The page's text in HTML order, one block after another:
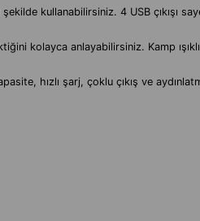
kullanabilirsiniz. 4 USB çıkışı
kolayca anlayabilirsiniz. Kamp
hızlı şarj, çoklu çıkış ve